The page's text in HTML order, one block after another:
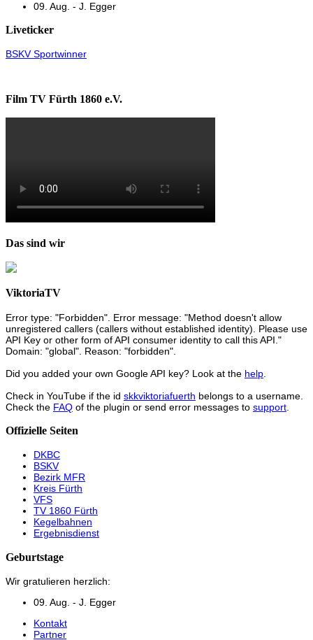
09. Aug. - J. Egger
Liveticker
BSKV Sportwinner
Film TV Fürth 1860 e.V.
Das sind wir
ViktoriaTV
Error type: "Forbidden". Error message: "Method doesn't allow
unregistered callers (callers without established identity). Please use
API Key or other form of API consumer identity to call this API."
Domain: "global". Reason: "forbidden".
Did you added your own Google API key? Look at the help
Check in YouTube if the id skkviktoriafuerth belongs to a username.
Check the FAQ of the plugin or send error messages to support
Offizielle Seiten
DKBC
BSKV
Bezirk MFR
Kreis Fürth
VFS
TV 1860 Fürth
Kegelbahnen
Ergebnisdienst
Geburtstage
Wir gratulieren herzlich:
09. Aug. - J. Egger
Kontakt
Partner